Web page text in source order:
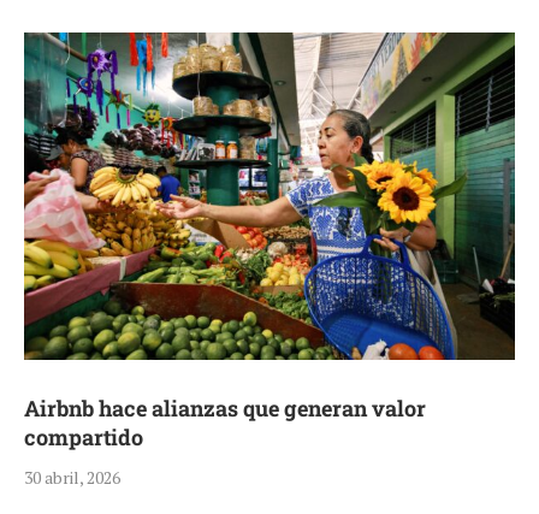
Airbnb hace alianzas que generan valor
compartido
30 abril, 2026